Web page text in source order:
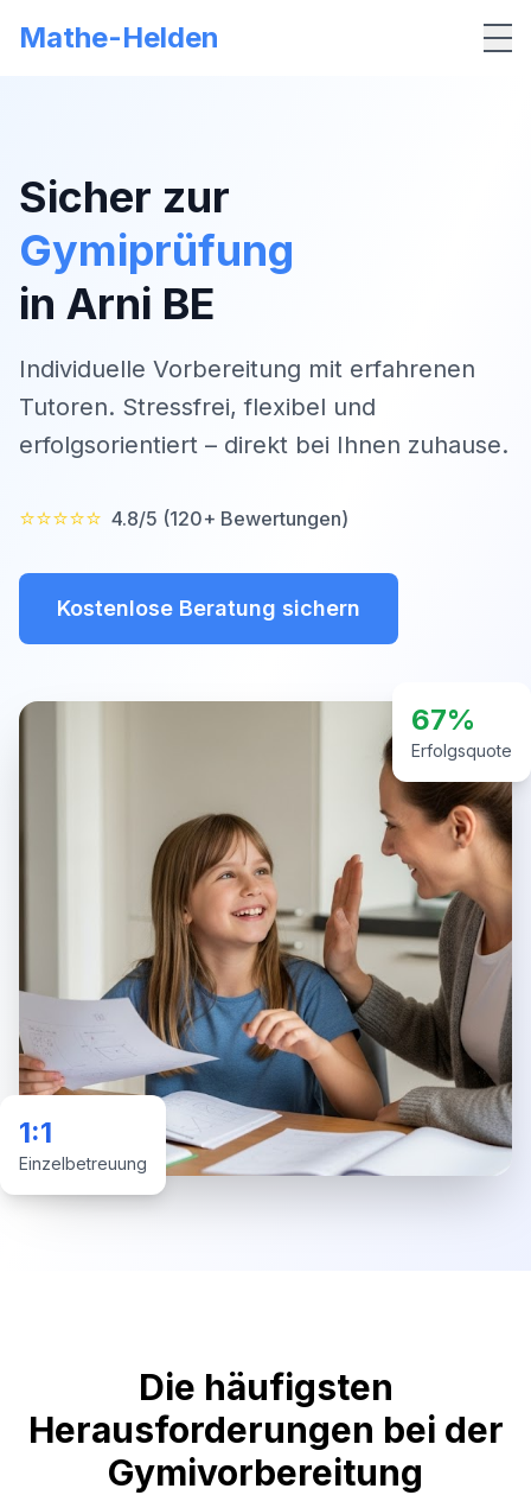
Mathe-Helden
Sicher zur
Gymiprüfung
in Arni BE
Individuelle Vorbereitung mit erfahrenen
Tutoren. Stressfrei, flexibel und
erfolgsorientiert – direkt bei Ihnen zuhause.
⭐⭐⭐⭐⭐ 4.8/5 (120+ Bewertungen)
Kostenlose Beratung sichern
67%
Erfolgsquote
1:1
Einzelbetreuung
Die häufigsten
Herausforderungen bei der
Gymivorbereitung